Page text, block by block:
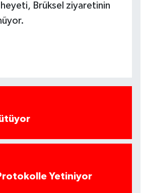
heyeti, Brüksel ziyaretinin
Protokolle Yetiniyor